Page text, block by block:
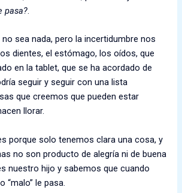
pasa?.
sea nada, pero la incertidumbre nos
dientes, el estómago, los oídos, que
en la tablet, que se ha acordado de
seguir y seguir con una lista
que creemos que pueden estar
llorar.
porque solo tenemos clara una cosa, y
no son producto de alegría ni de buena
nuestro hijo y sabemos que cuando
“malo” le pasa.